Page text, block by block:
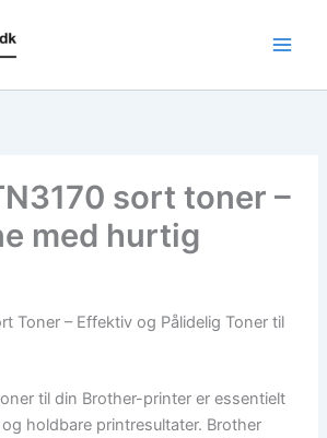
sort toner –
med hurtig
Toner – Effektiv og Pålidelig Toner til
til din Brother-printer er essentielt
holdbare printresultater. Brother